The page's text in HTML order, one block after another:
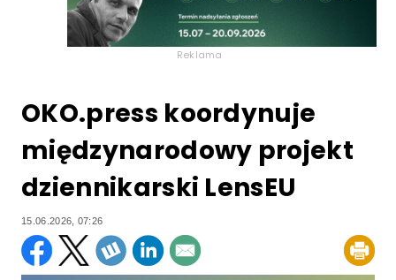
Reklama
OKO.press koordynuje
międzynarodowy projekt
dziennikarski LensEU
15.06.2026, 07:26